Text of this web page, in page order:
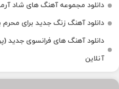
دانلود مجموعه آهنگ های شاد
دانلود آهنگ زنگ جدید برای
دانلود آهنگ های فرانسوی جدید
آنلاین